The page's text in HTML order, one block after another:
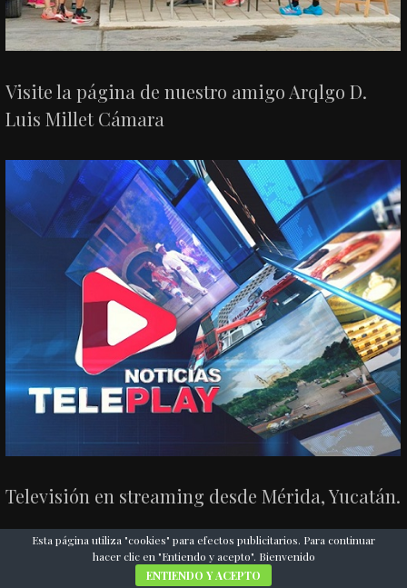
Visite la página de nuestro amigo Arqlgo D.
Luis Millet Cámara
Televisión en streaming desde Mérida, Yucatán.
Esta página utiliza "cookies" para efectos publicitarios. Para continuar
hacer clic en "Entiendo y acepto". Bienvenido
ENTIENDO Y ACEPTO